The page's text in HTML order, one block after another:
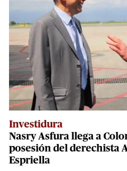
Investidura
Nasry Asfura llega a
posesión del derechista
Espriella